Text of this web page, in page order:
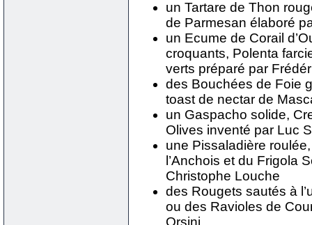
un Tartare de Thon
de Parmesan élaboré
un Ecume de Corail
croquants, Polenta
verts préparé par
des Bouchées de Foie
toast de nectar de
un Gaspacho solide,
Olives inventé par Luc
une Pissaladière
l’Anchois et du Frigola
Christophe Louche
des Rougets sautés à
ou des Ravioles de
Orsini